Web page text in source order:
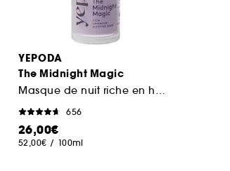
YEPODA
The Midnight Magic
Masque de nuit riche en hydratation et à l'effet anti-âge
656
26,00€
52,00€ / 100ml